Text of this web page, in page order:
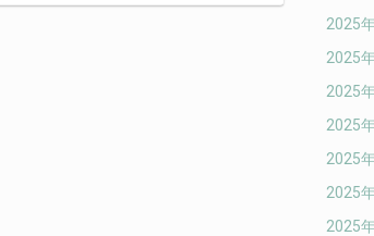
2025
2025
2025
2025
2025
2025
2025